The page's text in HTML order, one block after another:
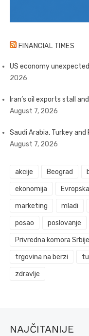
FINANCIAL TIMES
US economy
2026
Iran’s oil exports stall
August 7, 2026
Saudi Arabia, Turkey
August 7, 2026
akcije Beograd
ekonomija
marketing mladi
posao poslovanje
Privredna komora Srbije
trgovina na berzi
zdravlje
NAJČITANIJE